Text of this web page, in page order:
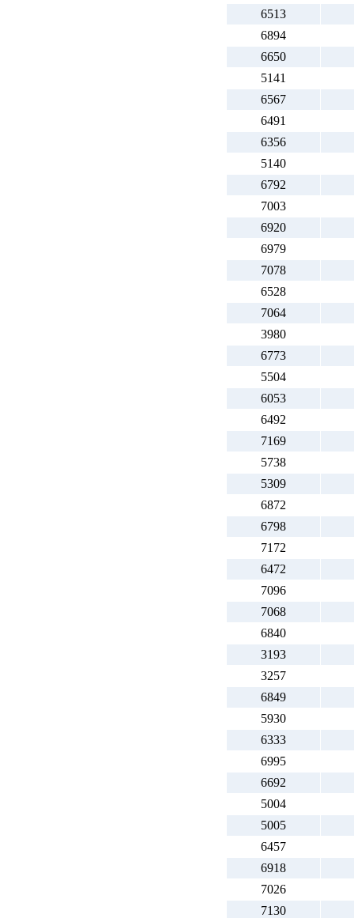
6513
6894
6650
5141
6567
6491
6356
5140
6792
7003
6920
6979
7078
6528
7064
3980
6773
5504
6053
6492
7169
5738
5309
6872
6798
7172
6472
7096
7068
6840
3193
3257
6849
5930
6333
6995
6692
5004
5005
6457
6918
7026
7130